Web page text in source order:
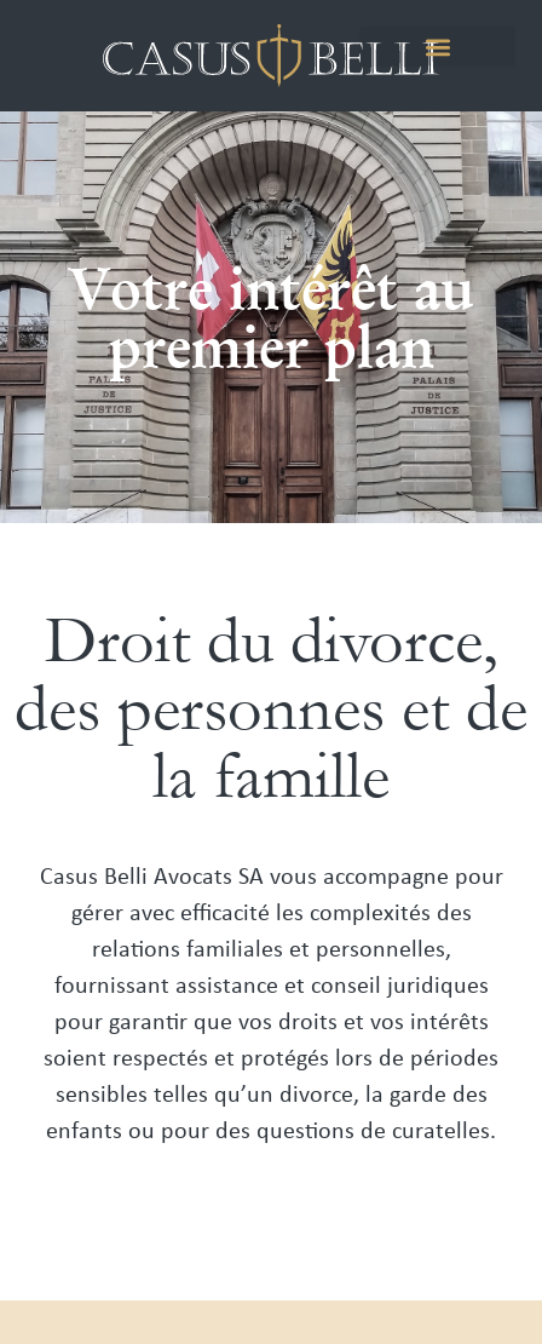
Votre intérêt au
premier plan
Droit du divorce,
des personnes et de
la famille
Casus Belli Avocats SA vous accompagne pour
gérer avec efficacité les complexités des
relations familiales et personnelles,
fournissant assistance et conseil juridiques
pour garantir que vos droits et vos intérêts
soient respectés et protégés lors de périodes
sensibles telles qu’un divorce, la garde des
enfants ou pour des questions de curatelles.